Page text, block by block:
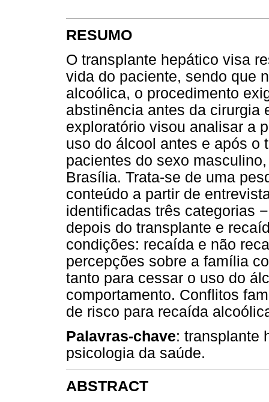
RESUMO
O transplante hepático visa
vida do paciente, sendo que
alcoólica, o procedimento
abstinência antes da cirurgia
exploratório visou analisar a
uso do álcool antes e após o
pacientes do sexo
Brasília. Trata-se de uma
conteúdo a partir de
identificadas três categorias
depois do transplante e
condições: recaída e não
percepções sobre a família
tanto para cessar o uso do
comportamento. Conflitos
de risco para recaída
Palavras-chave: transplante
psicologia da saúde.
ABSTRACT